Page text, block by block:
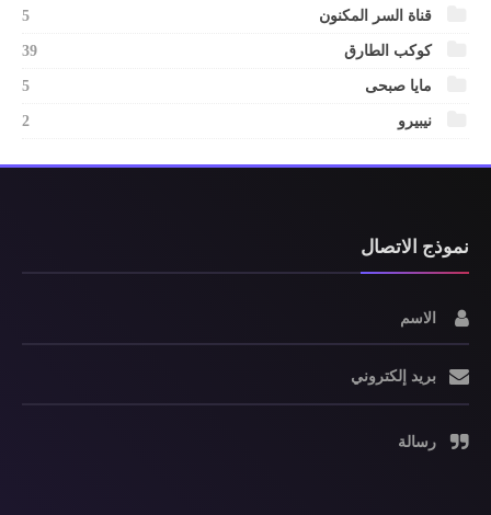
قناة السر المكنون 5
كوكب الطارق 39
مايا صبحى 5
نيبيرو 2
نموذج الاتصال
الاسم
بريد إلكتروني
رسالة